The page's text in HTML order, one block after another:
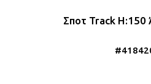
Σποτ Track Η:150